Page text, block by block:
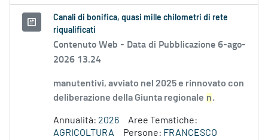
Canali di bonifica, quasi mille chilometri di rete
riqualificati
Contenuto Web - Data di Pubblicazione 6-ago-
2026 13.24
manutentivi, avviato nel 2025 e rinnovato con
deliberazione della Giunta regionale n.
Annualità: 2026
Aree Tematiche:
AGRICOLTURA
Persone: FRANCESCO